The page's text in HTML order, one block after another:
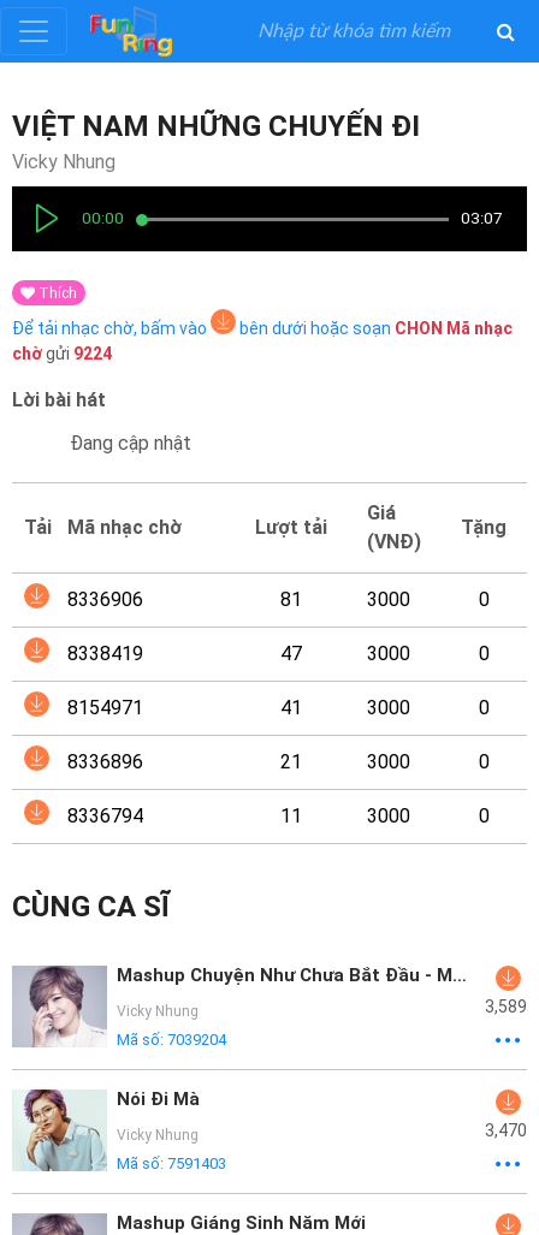
Đăng
ký
nhập
Thể
Loại
Nghệ
Mại
Hướng
Dẫn
Funring
Doanh
Nghiệp
VIỆT NAM NHỮNG CHUYẾN ĐI
Vicky Nhung
00:00 03:07
Thích
Để tải nhạc chờ, bấm vào bên dưới hoặc soạn CHON Mã nhạc
chờgửi 9224
Lời bài hát
Đang cập nhật
Tải Mã nhạc chờ Lượt tải
Giá
(VNĐ)
Tặng
8336906 81 3000 0
8338419 47 3000 0
8154971 41 3000 0
8336896 21 3000 0
8336794 11 3000 0
CÙNG CA SĨ
Mashup Chuyện Như Chưa Bắt Đầu - Mắt Buồn
Vicky Nhung
Mã số: 7039204
3,589
Nói Đi Mà
Vicky Nhung
Mã số: 7591403
3,470
Mashup Giáng Sinh Năm Mới